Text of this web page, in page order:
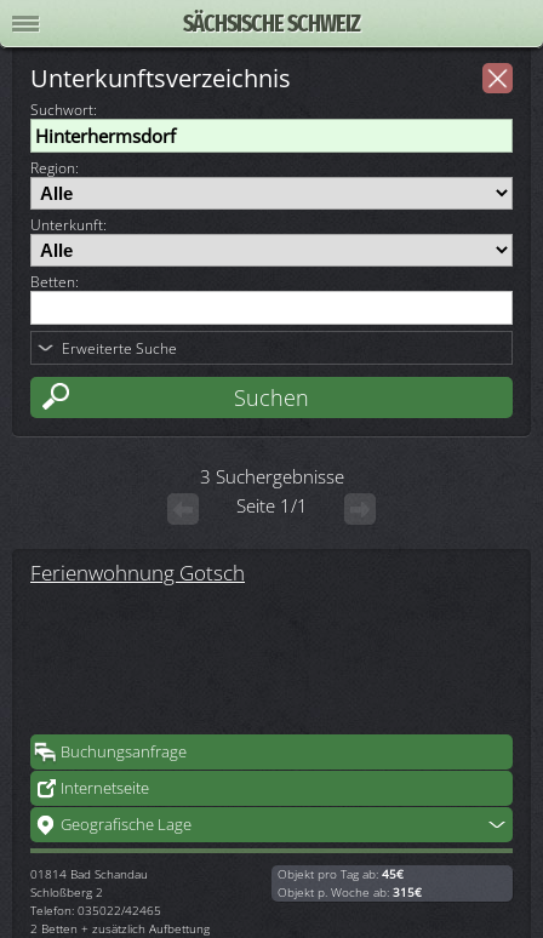
SÄCHSISCHE SCHWEIZ
Unterkunftsverzeichnis
Suchwort:
Region:
Unterkunft:
Betten:
Erweiterte Suche
3 Suchergebnisse
Seite 1/1
Ferienwohnung Gotsch
Buchungsanfrage
Internetseite
Geografische Lage
01814 Bad Schandau
Schloßberg 2
Telefon: 035022/42465
2 Betten + zusätzlich Aufbettung
Objekt pro Tag ab: 45€
Objekt p. Woche ab: 315€